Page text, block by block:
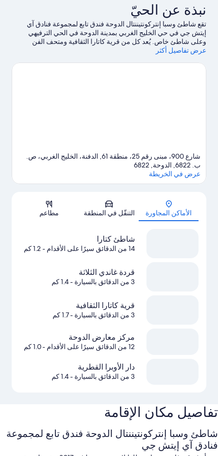
نبذة عن الحيّ
تقع شاطئ وسبا إنتركونتيننتال الدوحة فندق تابع لمجموعة فنادق آي
إيتش جي في حي الخليج الغربي بمدينة الدوحة في الحي الترفيهي
وعلى شاطئ خاص. يُعد كل من قرية كاتارا الثقافية ومتحف الفن
الإسلامي من المعالم الثقافية البارزة، بينما يُمكن للمسافرين الذين قد
تسوق بلاس فاندوم.يُعد كل من مركز معارض الدوحة وكورنيش الدوحة
عرض تفاصيل أكثر
شارع 900، مبنى رقم 25، منطقة 61, الدفنة، الخليج الغربي، ص.
ب. 6822, الدوحة, 6822
عرض في الخريطة
الأماكن المجاورة التنقّل في المنطقة مطاعم
شاطئ كتارا
14 من الدقائق سيرًا على الأقدام - 1.2 كم
قردة غاندي الثلاثة
3 من الدقائق بالسيارة - 1.4 كم
قرية كاتارا الثقافية
3 من الدقائق بالسيارة - 1.7 كم
مركز معارض الدوحة
12 من الدقائق سيرًا على الأقدام - 1.0 كم
دار الأوبرا القطرية
3 من الدقائق بالسيارة - 1.4 كم
تفاصيل مكان الإقامة
شاطئ وسبا إنتركونتيننتال الدوحة فندق تابع لمجموعة
فنادق آي إيتش جي